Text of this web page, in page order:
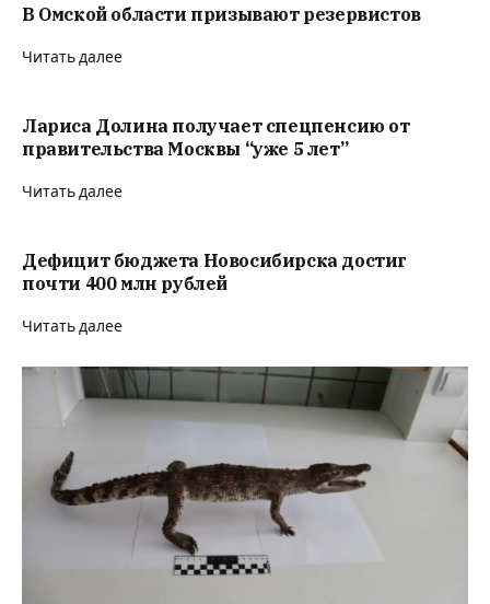
В Омской области призывают резервистов
Читать далее
Лариса Долина получает спецпенсию от
правительства Москвы “уже 5 лет”
Читать далее
Дефицит бюджета Новосибирска достиг
почти 400 млн рублей
Читать далее